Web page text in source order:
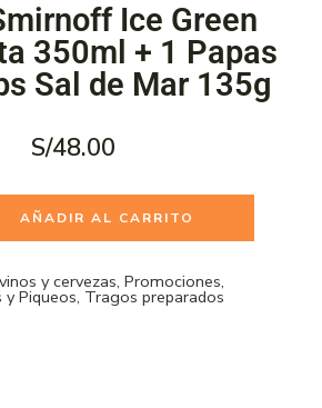
Ice Green
350ml + 1 Papas
Sal de Mar 135g
S/48.00
AÑADIR AL CARRITO
y cervezas, Promociones,
y Piqueos, Tragos preparados